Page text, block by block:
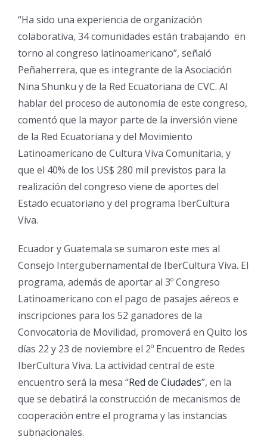
“Ha sido una experiencia de organización
colaborativa, 34 comunidades están trabajando en
torno al congreso latinoamericano”, señaló
Peñaherrera, que es integrante de la Asociación
Nina Shunku y de la Red Ecuatoriana de CVC. Al
hablar del proceso de autonomía de este congreso,
comentó que la mayor parte de la inversión viene
de la Red Ecuatoriana y del Movimiento
Latinoamericano de Cultura Viva Comunitaria, y
que el 40% de los US$ 280 mil previstos para la
realización del congreso viene de aportes del
Estado ecuatoriano y del programa IberCultura
Viva.
Ecuador y Guatemala se sumaron este mes al
Consejo Intergubernamental de IberCultura Viva. El
programa, además de aportar al 3º Congreso
Latinoamericano con el pago de pasajes aéreos e
inscripciones para los 52 ganadores de la
Convocatoria de Movilidad, promoverá en Quito los
días 22 y 23 de noviembre el 2º Encuentro de Redes
IberCultura Viva. La actividad central de este
encuentro será la mesa “Red de Ciudades”, en la
que se debatirá la construcción de mecanismos de
cooperación entre el programa y las instancias
subnacionales.